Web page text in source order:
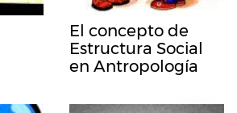
El concepto de
Estructura Social
en Antropología